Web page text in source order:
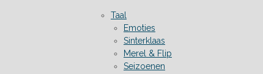
Taal
Emoties
Sinterklaas
Merel & Flip
Seizoenen